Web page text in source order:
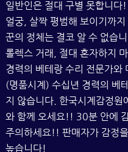
일반인은 절대 구별 못합니
얼궁, 살짝 평범해 보이기까
꾼의 정체는 결코 알 수 없습니
롤렉스 거래, 절대 혼자하지
경력의 베테랑 수리 전문가와
(명품시계) 수십년 경력의 베
지 않습니다. 한국시계감정원
와 함께 오세요!! 30분 안에
주의하세요!! 판매자가 감정
높습니다!